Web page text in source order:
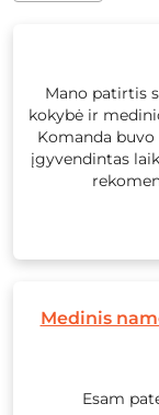
Mano patirtis
kokybė ir
Komanda
įgyvendintas
Medinis
Esam